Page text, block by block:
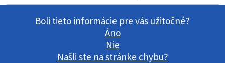
Boli tieto informácie pre vás užitočné?
Áno
Nie
Našli ste na stránke chybu?